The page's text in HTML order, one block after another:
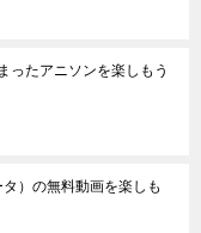
ったアニソンを楽しもう
）の無料動画を楽しも